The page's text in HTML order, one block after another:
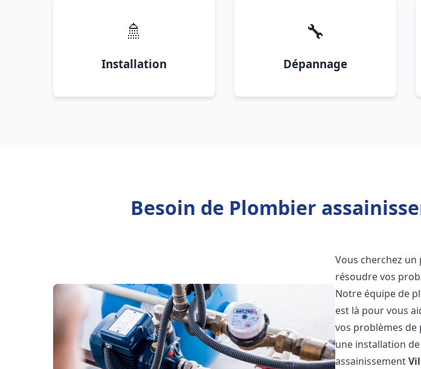
🚿
Installation
🔧
Dépannage
Besoin de Plombier
Vous cherchez
résoudre vos
Notre équipe de
est là pour vous
vos problèmes
une installation
assainissement